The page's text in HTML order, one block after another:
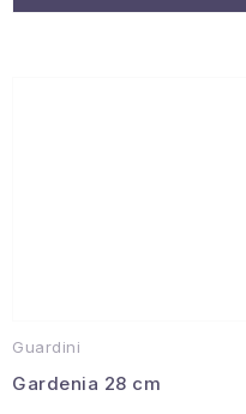
Guardini
Gardenia 28 cm